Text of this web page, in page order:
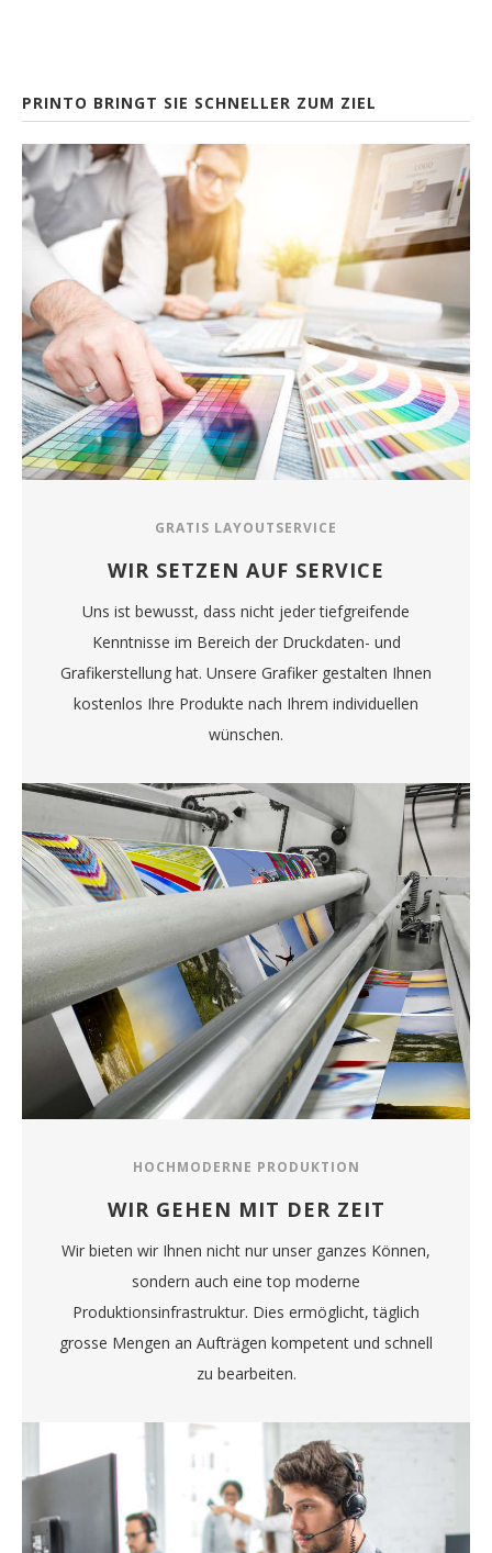
PRINTO BRINGT SIE SCHNELLER ZUM ZIEL
GRATIS LAYOUTSERVICE
WIR SETZEN AUF SERVICE
Uns ist bewusst, dass nicht jeder tiefgreifende
Kenntnisse im Bereich der Druckdaten- und
Grafikerstellung hat. Unsere Grafiker gestalten Ihnen
kostenlos Ihre Produkte nach Ihrem individuellen
wünschen.
HOCHMODERNE PRODUKTION
WIR GEHEN MIT DER ZEIT
Wir bieten wir Ihnen nicht nur unser ganzes Können,
sondern auch eine top moderne
Produktionsinfrastruktur. Dies ermöglicht, täglich
grosse Mengen an Aufträgen kompetent und schnell
zu bearbeiten.